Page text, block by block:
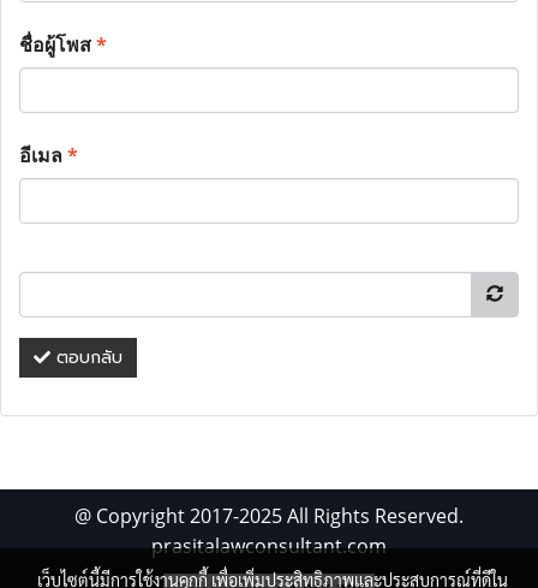
ชื่อผู้โพส*
อีเมล*
ตอบกลับ
@ Copyright 2017-2025 All Rights Reserved.
prasitalawconsultant.com
เว็บไซต์นี้มีการใช้งานคุกกี้ เพื่อเพิ่มประสิทธิภาพและประสบการณ์ที่ดีใน